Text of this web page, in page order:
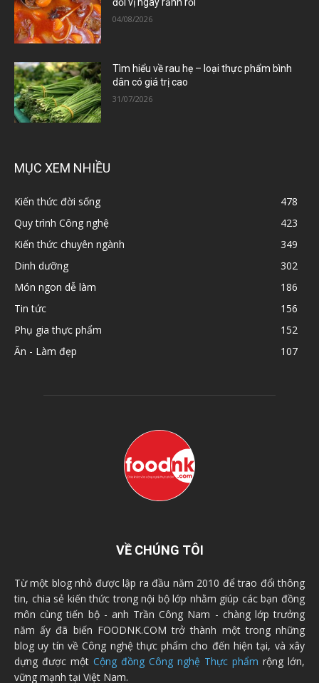
04/08/2026
Tìm hiểu về rau hẹ – loại thực phẩm bình
dân có giá trị cao
31/07/2026
MỤC XEM NHIỀU
Kiến thức đời sống
478
Quy trình Công nghệ
423
Kiến thức chuyên ngành
349
Dinh dưỡng
302
Món ngon dễ làm
186
Tin tức
156
Phụ gia thực phẩm
152
Ăn - Làm đẹp
107
VỀ CHÚNG TÔI
Từ một blog nhỏ được lập ra đầu năm 2010 để trao đổi thông
tin, chia sẻ kiến thức trong nội bộ lớp nhằm giúp các bạn đồng
môn cùng tiến bộ - anh Trần Công Nam - chàng lớp trưởng
năm ấy đã biến FOODNK.COM trở thành một trong những
blog uy tín về Công nghệ thực phẩm cho đến hiện tại, và xây
dựng được một Cộng đồng Công nghệ Thực phẩm rộng lớn,
vững mạnh tại Việt Nam.